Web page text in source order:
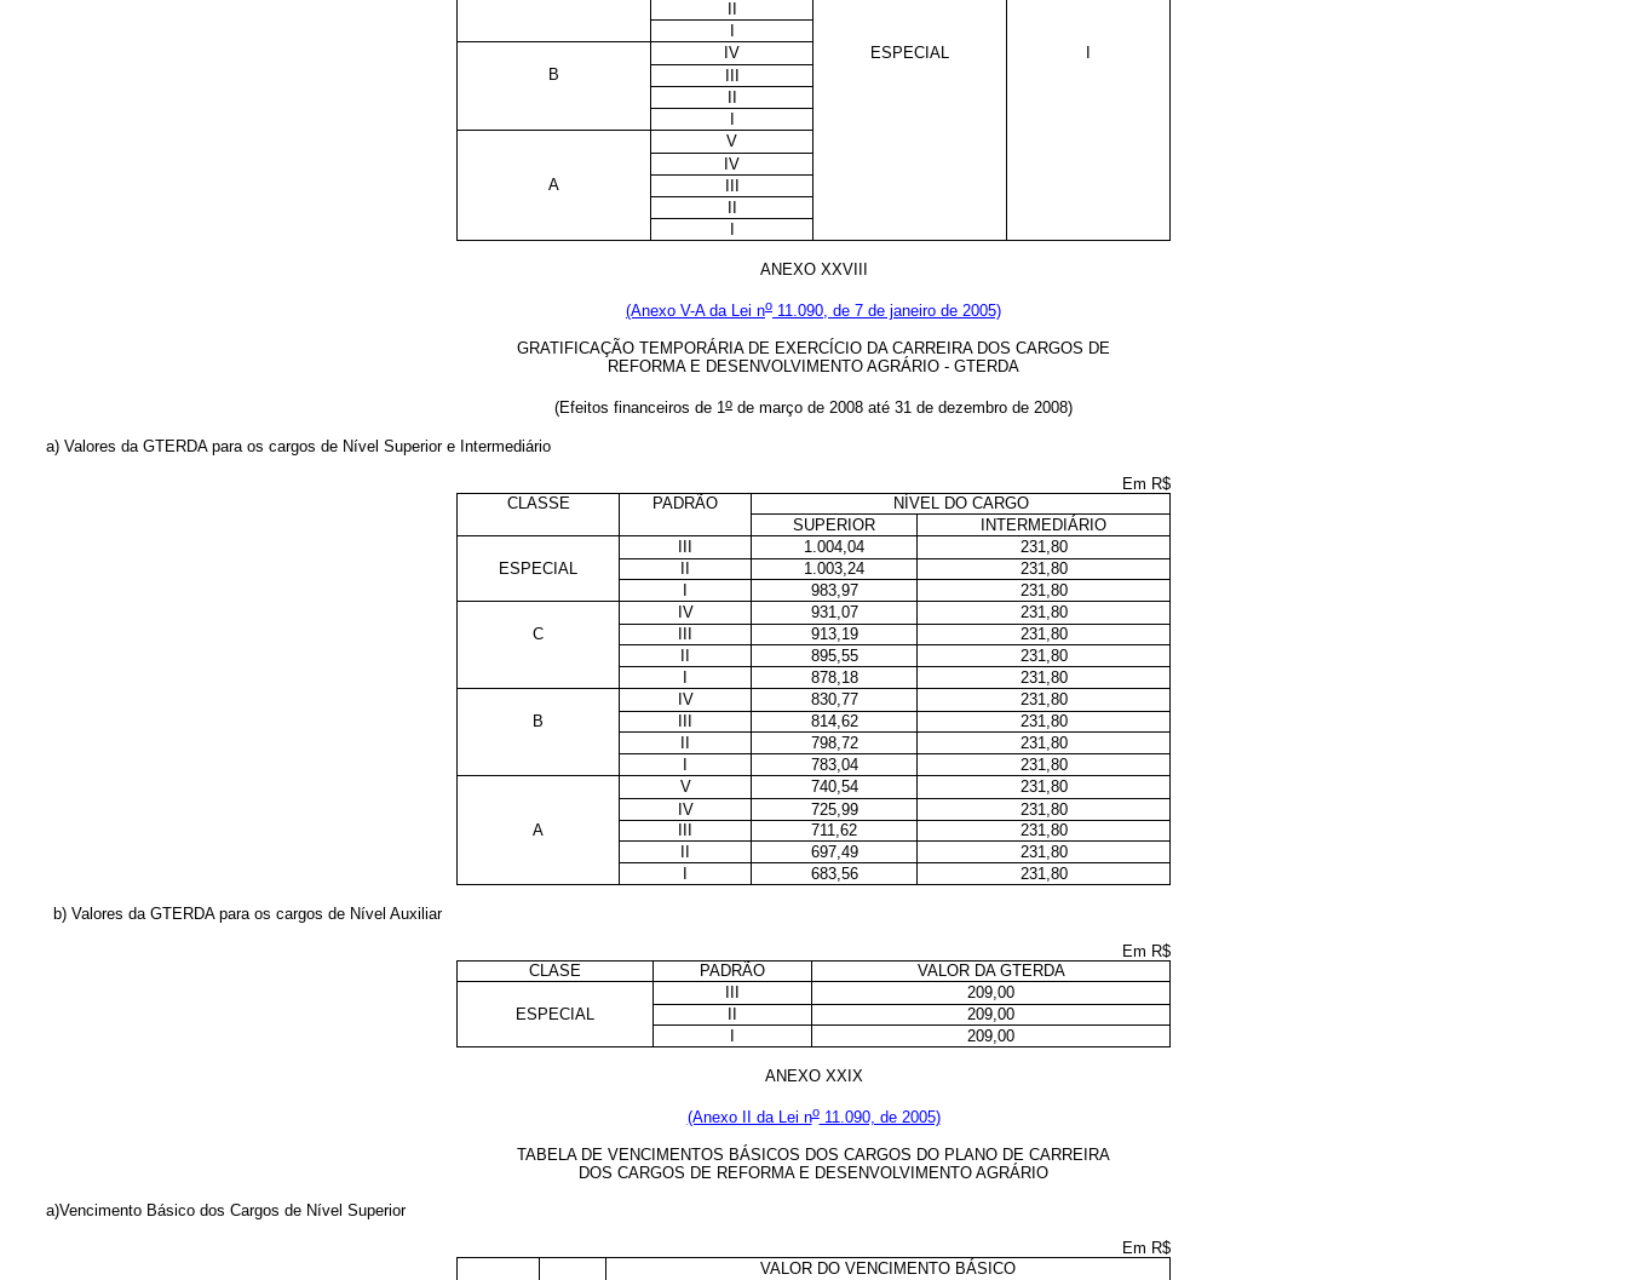
IV
ESPECIAL
B
V
IV
A
ANEXO XXVIII
(Anexo V-A da Lei no 11.090, de 7 de janeiro de 2005)
GRATIFICAÇÃO TEMPORÁRIA DE EXERCÍCIO DA CARREIRA DOS CARGOS DE
REFORMA E DESENVOLVIMENTO AGRÁRIO - GTERDA
(Efeitos financeiros de 1o de março de 2008 até 31 de dezembro de 2008)
a) Valores da GTERDA para os cargos de Nível Superior e Intermediário
Em R$
CLASSE
PADRÃO
NÍVEL DO CARGO
SUPERIOR
INTERMEDIÁRIO
1.004,04
231,80
ESPECIAL
1.003,24
231,80
983,97
231,80
IV
931,07
231,80
C
913,19
231,80
895,55
231,80
878,18
231,80
IV
830,77
231,80
B
814,62
231,80
798,72
231,80
783,04
231,80
V
740,54
231,80
IV
725,99
231,80
A
711,62
231,80
697,49
231,80
683,56 231,80
b) Valores da GTERDA para os cargos de Nível Auxiliar
Em R$
CLASE
PADRÃO
VALOR DA GTERDA
209,00
ESPECIAL
209,00
209,00
ANEXO XXIX
(Anexo II da Lei no11.090, de 2005)
TABELA DE VENCIMENTOS BÁSICOS DOS CARGOS DO PLANO DE CARREIRA
DOS CARGOS DE REFORMA E DESENVOLVIMENTO AGRÁRIO
a)Vencimento Básico dos Cargos de Nível Superior
Em R$
VALOR DO VENCIMENTO BÁSICO